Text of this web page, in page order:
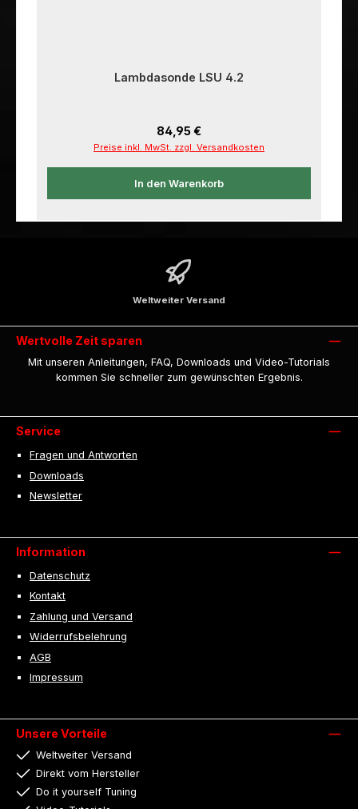
Lambdasonde LSU 4.2
Regulärer Preis:
84,95 €
Preise inkl. MwSt. zzgl. Versandkosten
In den Warenkorb
Weltweiter Versand
Wertvolle Zeit sparen
Mit unseren Anleitungen, FAQ, Downloads und Video-Tutorials
kommen Sie schneller zum gewünschten Ergebnis.
Service
Fragen und Antworten
Downloads
Newsletter
Information
Datenschutz
Kontakt
Zahlung und Versand
Widerrufsbelehrung
AGB
Impressum
Unsere Vorteile
Weltweiter Versand
Direkt vom Hersteller
Do it yourself Tuning